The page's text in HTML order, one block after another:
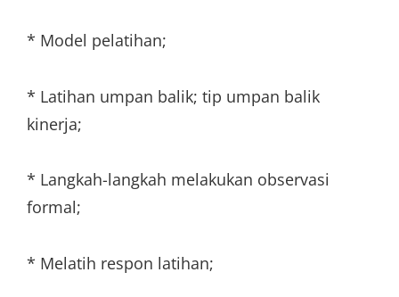
* Model pelatihan;
* Latihan umpan balik; tip umpan balik
kinerja;
* Langkah-langkah melakukan observasi
formal;
* Melatih respon latihan;